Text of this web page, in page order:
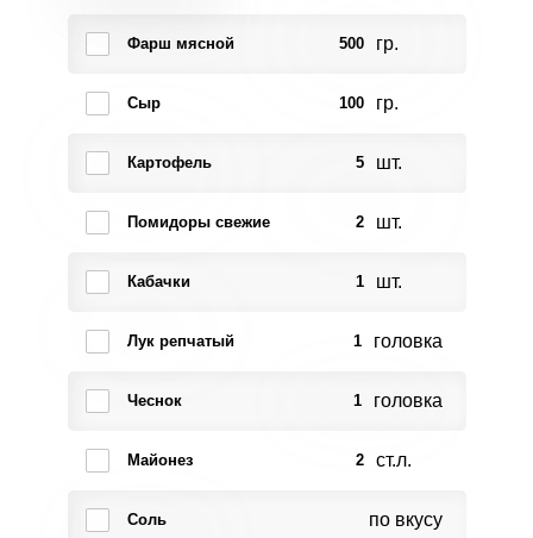
Фарш мясной 500 гр.
Сыр 100 гр.
Картофель 5 шт.
Помидоры свежие 2 шт.
Кабачки 1 шт.
Лук репчатый 1 головка
Чеснок 1 головка
Майонез 2 ст.л.
Соль по вкусу